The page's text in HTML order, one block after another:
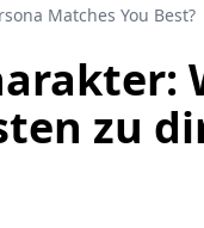
Matches You Best?
zu